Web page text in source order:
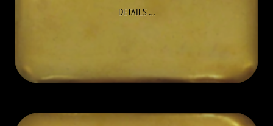
DETAILS…ZU ROCHUS KOSAK